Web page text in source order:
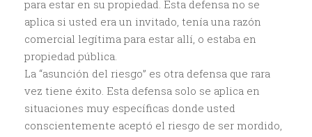
para estar en su propiedad. Esta defensa no se
aplica si usted era un invitado, tenía una razón
comercial legítima para estar allí, o estaba en
propiedad pública.
La “asunción del riesgo” es otra defensa que rara
vez tiene éxito. Esta defensa solo se aplica en
situaciones muy específicas donde usted
conscientemente aceptó el riesgo de ser mordido,